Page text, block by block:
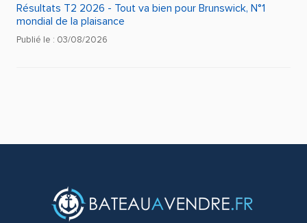
Résultats T2 2026 - Tout va bien pour Brunswick, N°1
mondial de la plaisance
Publié le : 03/08/2026